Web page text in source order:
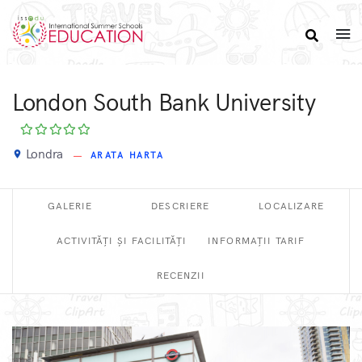
London South Bank University
place Londra ARATA HARTA
GALERIE DESCRIERE LOCALIZARE
ACTIVITĂȚI ȘI FACILITĂȚI INFORMAȚII TARIF
RECENZII